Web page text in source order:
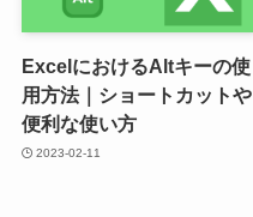
ExcelにおけるAltキーの使
用方法｜ショートカットや
便利な使い方
2023-02-11